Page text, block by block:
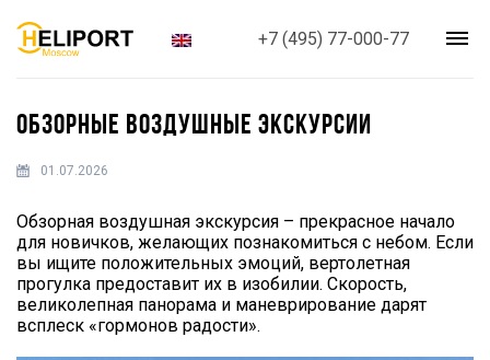
+7 (495) 77-000-77
ОБЗОРНЫЕ ВОЗДУШНЫЕ ЭКСКУРСИИ
01.07.2026
Обзорная воздушная экскурсия – прекрасное начало
для новичков, желающих познакомиться с небом. Если
вы ищите положительных эмоций, вертолетная
прогулка предоставит их в изобилии. Скорость,
великолепная панорама и маневрирование дарят
всплеск «гормонов радости».